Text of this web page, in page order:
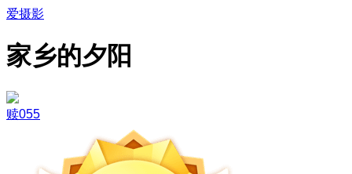
爱摄影
家乡的夕阳
赎055